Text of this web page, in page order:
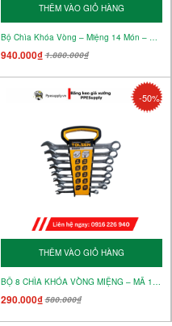
THÊM VÀO GIỎ HÀNG
Bộ Chìa Khóa Vòng – Miệng 14 Món – Mã 15889
940.000₫1.880.000₫
-50%
THÊM VÀO GIỎ HÀNG
BỘ 8 CHÌA KHÓA VÒNG MIỆNG – MÃ 15887
290.000₫580.000₫